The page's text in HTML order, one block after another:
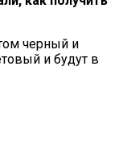
черный и
и будут в